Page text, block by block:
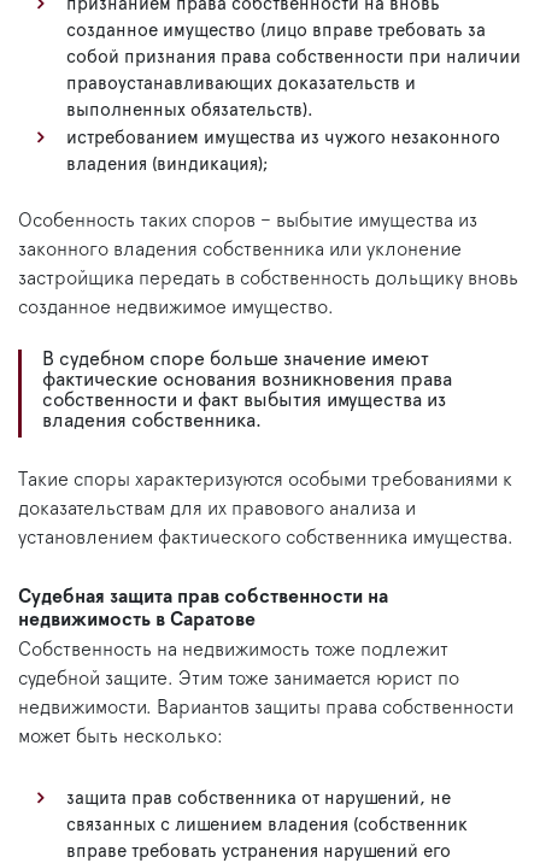
признанием права собственности на вновь
созданное имущество (лицо вправе требовать за
собой признания права собственности при наличии
правоустанавливающих доказательств и
выполненных обязательств).
истребованием имущества из чужого незаконного
владения (виндикация);
Особенность таких споров – выбытие имущества из
законного владения собственника или уклонение
застройщика передать в собственность дольщику вновь
созданное недвижимое имущество.
В судебном споре больше значение имеют
фактические основания возникновения права
собственности и факт выбытия имущества из
владения собственника.
Такие споры характеризуются особыми требованиями к
доказательствам для их правового анализа и
установлением фактического собственника имущества.
Судебная защита прав собственности на
недвижимость в Саратове
Собственность на недвижимость тоже подлежит
судебной защите. Этим тоже занимается юрист по
недвижимости. Вариантов защиты права собственности
может быть несколько:
защита прав собственника от нарушений, не
связанных с лишением владения (собственник
вправе требовать устранения нарушений его